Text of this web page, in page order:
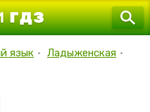
язык • Ладыженская •